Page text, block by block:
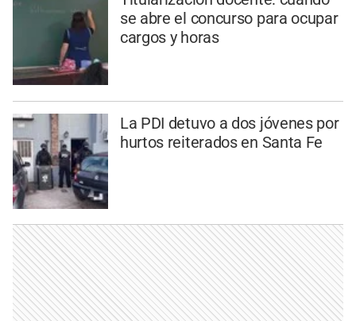
se abre el concurso para ocupar
cargos y horas
La PDI detuvo a dos jóvenes por
hurtos reiterados en Santa Fe